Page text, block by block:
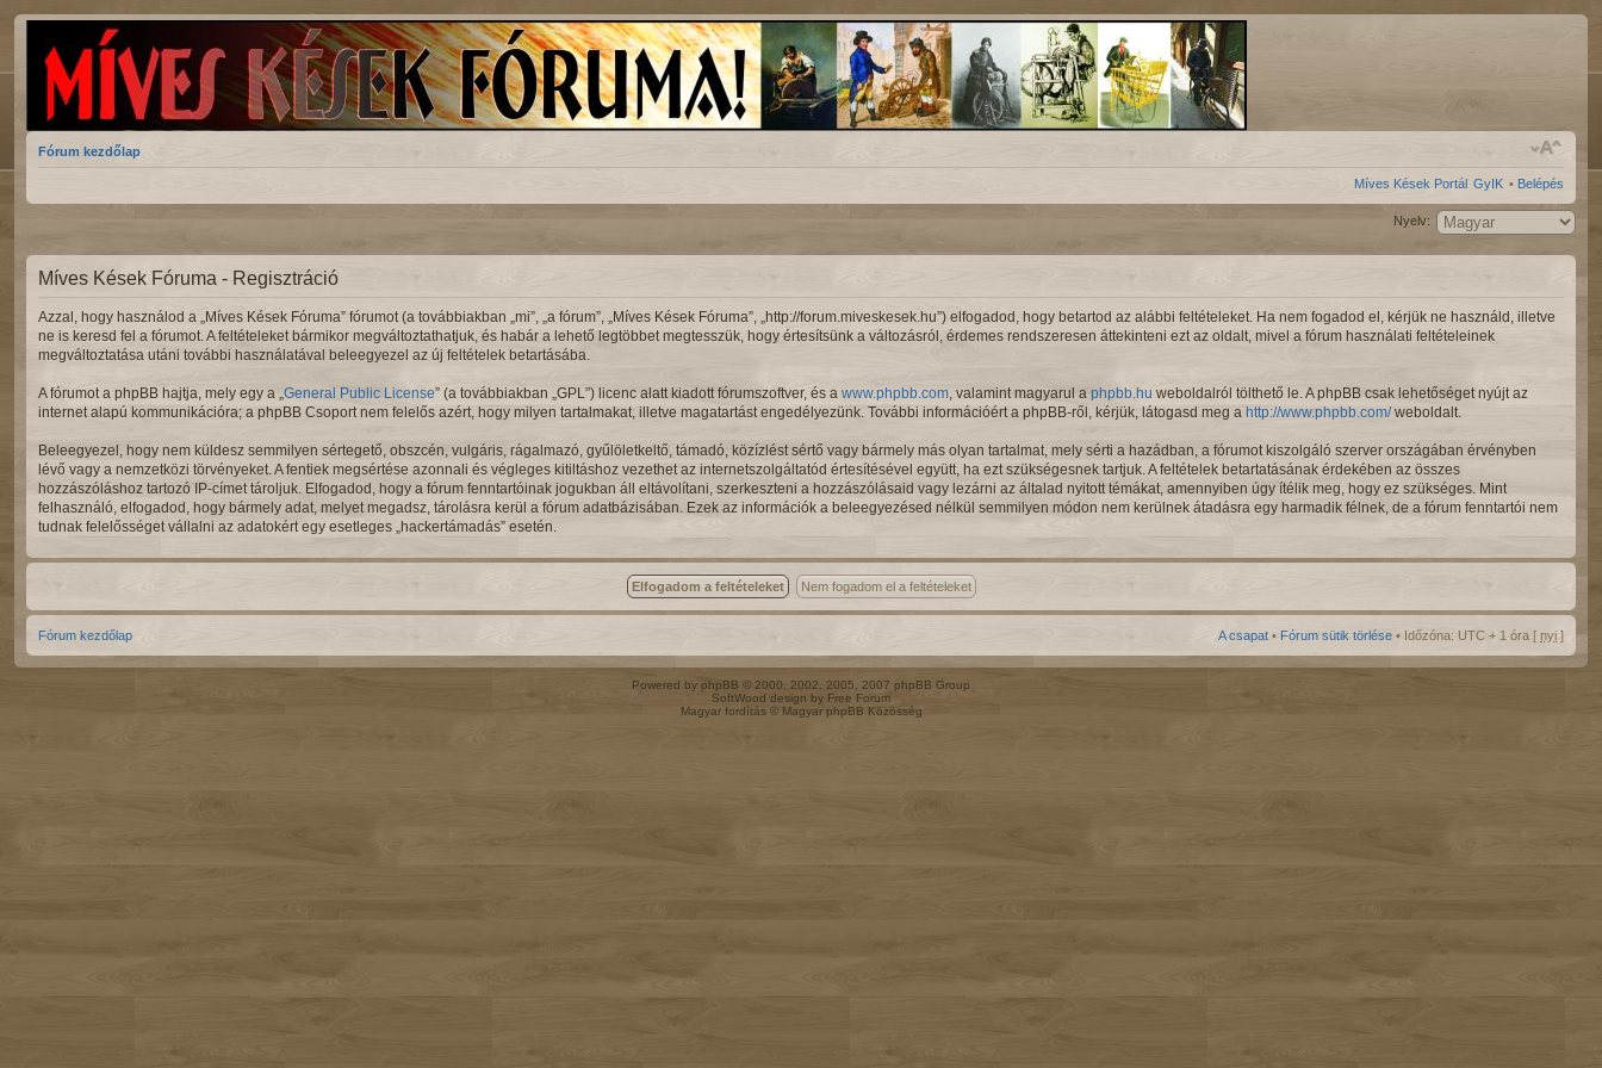
Fórum kezdőlap
Míves Kések Portál GyIK • Belépés
Nyelv:
Míves Kések Fóruma - Regisztráció
Azzal, hogy használod a „Míves Kések Fóruma” fórumot (a továbbiakban „mi”, „a fórum”, „Míves Kések Fóruma”, „http://forum.miveskesek.hu”) elfogadod, hogy betartod az alábbi feltételeket. Ha nem fogadod el, kérjük ne használd, illetve
ne is keresd fel a fórumot. A feltételeket bármikor megváltoztathatjuk, és habár a lehető legtöbbet megtesszük, hogy értesítsünk a változásról, érdemes rendszeresen áttekinteni ezt az oldalt, mivel a fórum használati feltételeinek
megváltoztatása utáni további használatával beleegyezel az új feltételek betartásába.
A fórumot a phpBB hajtja, mely egy a „ General Public License” (a továbbiakban „GPL”) licenc alatt kiadott fórumszoftver, és a www.phpbb.com , valamint magyarul a phpbb.hu weboldalról tölthető le. A phpBB csak lehetőséget nyújt az
internet alapú kommunikációra; a phpBB Csoport nem felelős azért, hogy milyen tartalmakat, illetve magatartást engedélyezünk. További információért a phpBB-ről, kérjük, látogasd meg a http://www.phpbb.com/weboldalt.
Beleegyezel, hogy nem küldesz semmilyen sértegető, obszcén, vulgáris, rágalmazó, gyűlöletkeltő, támadó, közízlést sértő vagy bármely más olyan tartalmat, mely sérti a hazádban, a fórumot kiszolgáló szerver országában érvényben
lévő vagy a nemzetközi törvényeket. A fentiek megsértése azonnali és végleges kitiltáshoz vezethet az internetszolgáltatód értesítésével együtt, ha ezt szükségesnek tartjuk. A feltételek betartatásának érdekében az összes
hozzászóláshoz tartozó IP-címet tároljuk. Elfogadod, hogy a fórum fenntartóinak jogukban áll eltávolítani, szerkeszteni a hozzászólásaid vagy lezárni az általad nyitott témákat, amennyiben úgy ítélik meg, hogy ez szükséges. Mint
felhasználó, elfogadod, hogy bármely adat, melyet megadsz, tárolásra kerül a fórum adatbázisában. Ezek az információk a beleegyezésed nélkül semmilyen módon nem kerülnek átadásra egy harmadik félnek, de a fórum fenntartói nem
tudnak felelősséget vállalni az adatokért egy esetleges „hackertámadás” esetén.
Fórum kezdőlap A csapat • Fórum sütik törlése • Időzóna: UTC + 1 óra [ nyi ]
Powered by phpBB © 2000, 2002, 2005, 2007 phpBB Group
SoftWood design by Free Forum
Magyar fordítás © Magyar phpBB Közösség